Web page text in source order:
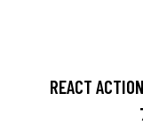
REACT